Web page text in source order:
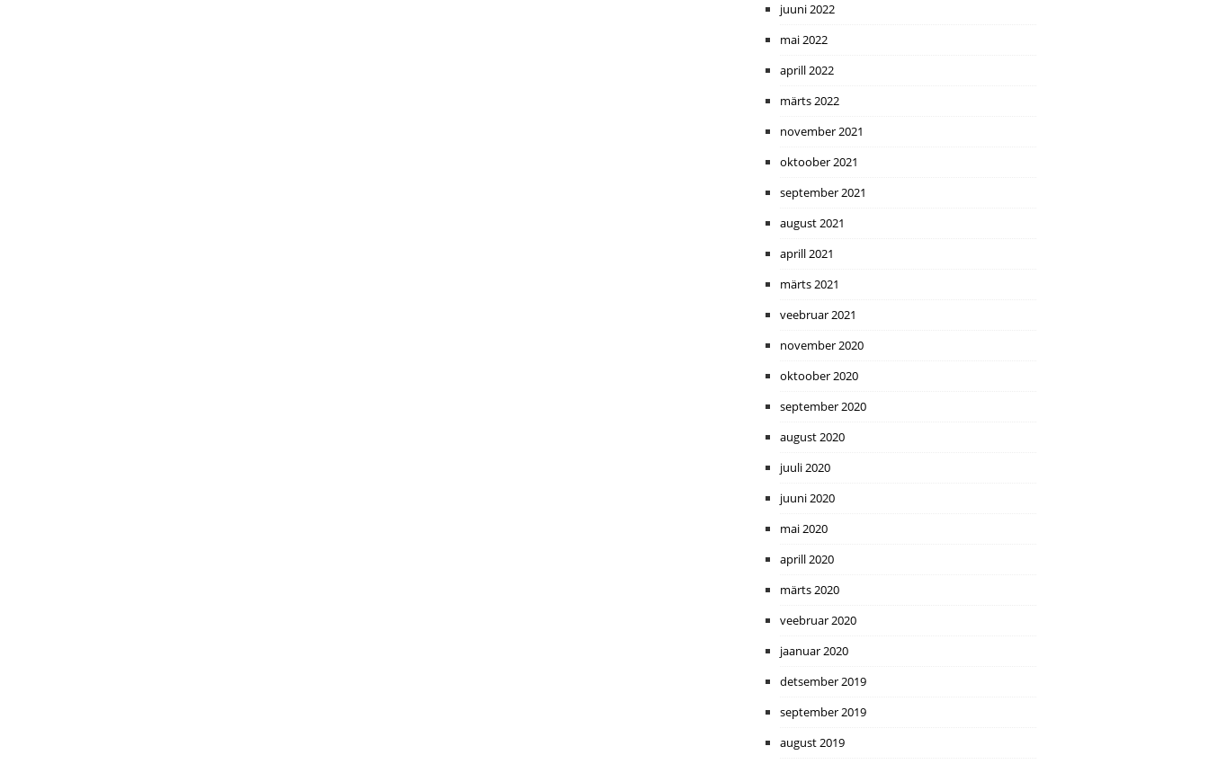
juuni 2022
mai 2022
aprill 2022
märts 2022
november 2021
oktoober 2021
september 2021
august 2021
aprill 2021
märts 2021
veebruar 2021
november 2020
oktoober 2020
september 2020
august 2020
juuli 2020
juuni 2020
mai 2020
aprill 2020
märts 2020
veebruar 2020
jaanuar 2020
detsember 2019
september 2019
august 2019